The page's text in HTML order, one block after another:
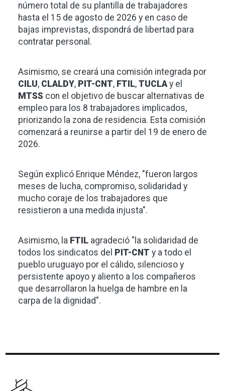
número total de su plantilla de trabajadores
hasta el 15 de agosto de 2026 y en caso de
bajas imprevistas, dispondrá de libertad para
contratar personal.
Asimismo, se creará una comisión integrada por
CILU, CLALDY, PIT-CNT, FTIL, TUCLAy el
MTSS con el objetivo de buscar alternativas de
empleo para los 8 trabajadores implicados,
priorizando la zona de residencia. Esta comisión
comenzará a reunirse a partir del 19 de enero de
2026.
Según explicó Enrique Méndez, "fueron largos
meses de lucha, compromiso, solidaridad y
mucho coraje de los trabajadores que
resistieron a una medida injusta".
Asimismo, la FTIL agradeció "la solidaridad de
todos los sindicatos del
PIT-CNT y a todo el
pueblo uruguayo por el cálido, silencioso y
persistente apoyo y aliento a los compañeros
que desarrollaron la huelga de hambre en la
carpa de la dignidad".